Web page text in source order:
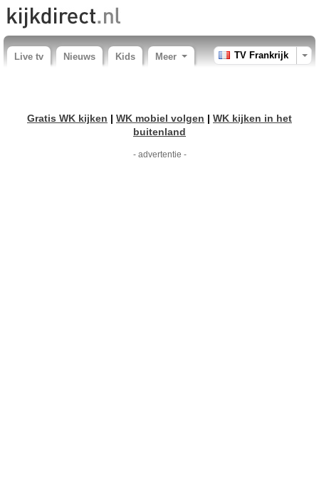
Live tv Nieuws Kids Meer TV Frankrijk
Gratis WK kijken | WK mobiel volgen | WK kijken in het
buitenland
- advertentie -